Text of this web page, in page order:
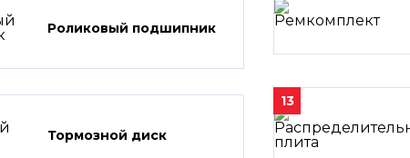
Роликовый подшипник
Тормозной диск
13